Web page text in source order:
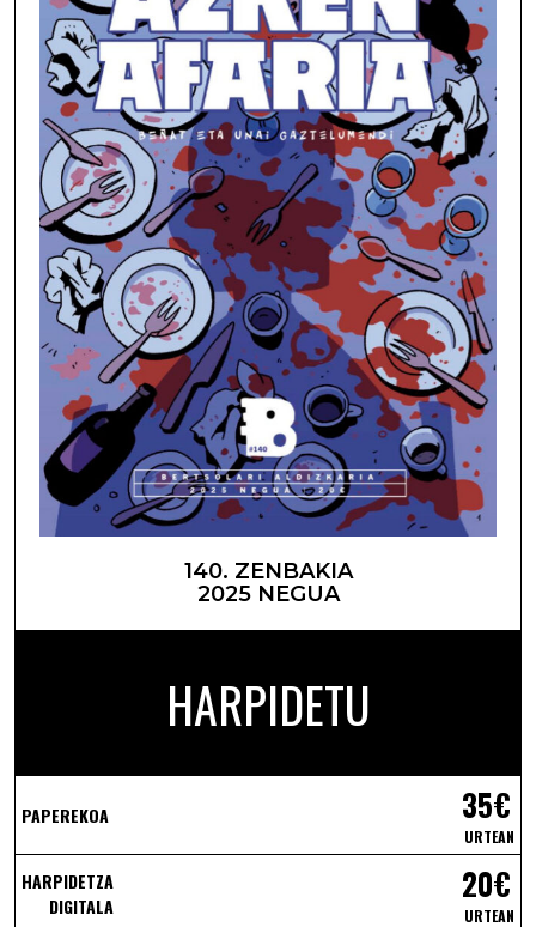
140. ZENBAKIA
2025 NEGUA
HARPIDETU
PAPEREKOA 35€
URTEAN
HARPIDETZA
DIGITALA
20€
URTEAN